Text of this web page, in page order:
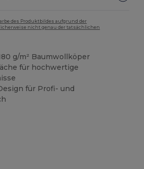
des Produktbildes aufgrund der
nicht genau der tatsächlichen
g/m² Baumwollköper
für hochwertige
für Profi- und